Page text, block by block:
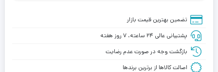
تضمین بهترین قیمت بازار
پشتیبانی عالی ۲۴ ساعته، ۷ روز هفته
بازگشت وجه در صورت عدم رضایت
اصالت کالاها از برترین برندها